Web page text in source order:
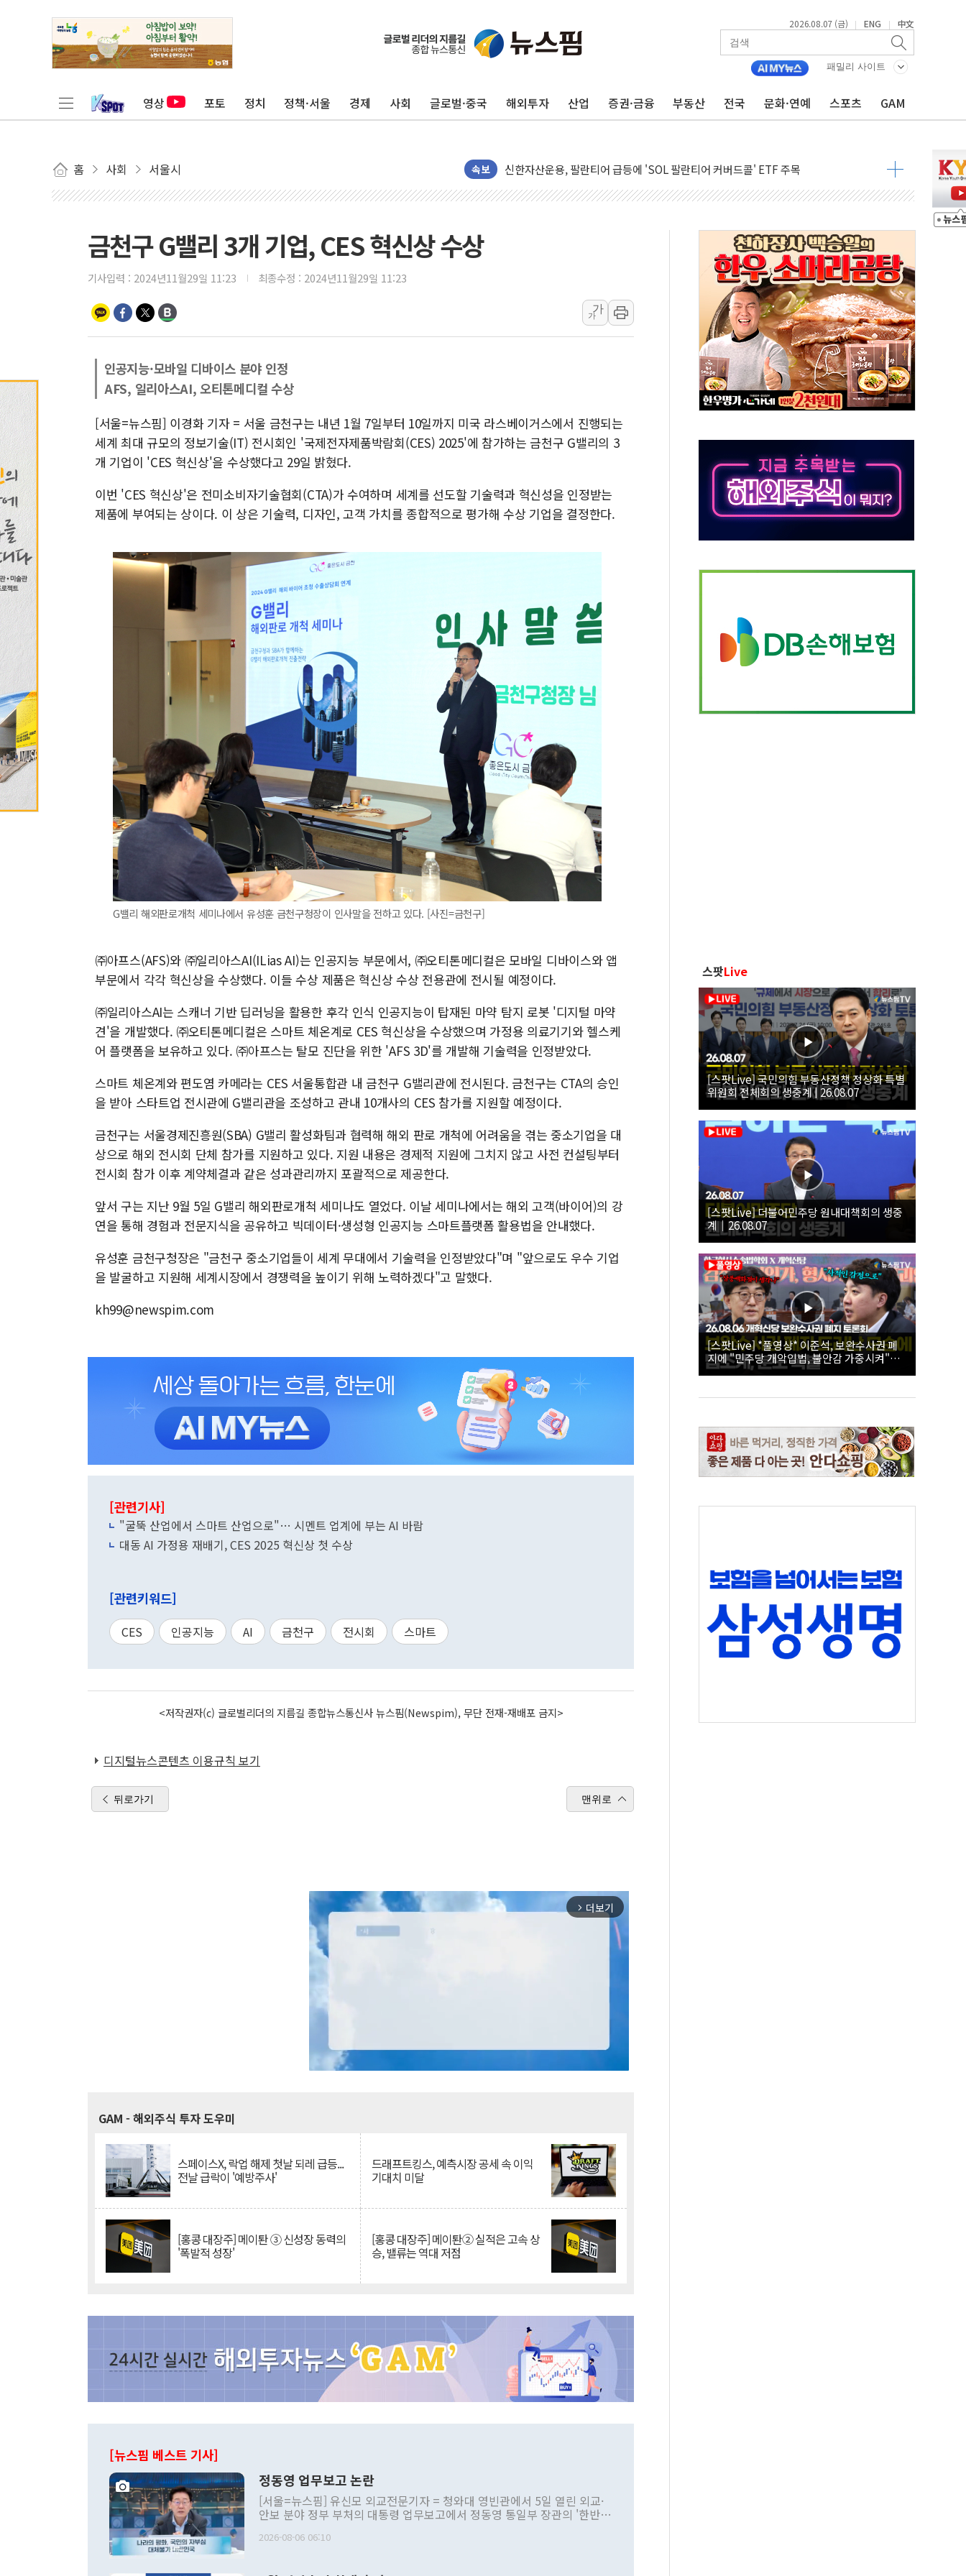
2026.08.07 (금) | ENG | 中文
패밀리 사이트
영상 포토 정치 정책·서울 경제 사회 글로벌·중국 해외투자 산업 증권·금융 부동산 전국 문화·연예 스포츠 GAM
홈 사회 서울시 속보
남성, 'NS AI LINK' 월마트 3600개 매장 판매
예탁결제원, 비상장주식·조각투자 장외거래 청산결제 인프라 구축 착수
올데이올가닉, 정부 '혁신 프리미어 1000' 선정
엑스플러스, '갤럭시 Z 플립8·폴드8' 전용 액세서리 출시
신한자산운용, 팔란티어 급등에 'SOL 팔란티어 커버드콜' ETF 주목
서금원, 상반기 미소금융 1600억원 돌파...취약계층 지원 확대
지방공기업 경영평가, 서울농수산식품공사 등 20곳 '최우수'...인천환경공단 등 '부진'
"35초마다 중국과 통신"...美보안기업, 중국제 공유기서 '백도어' 발견
한병도 "막말 정치를 좌시하지 않겠다"
원내대책회의 참석하는 한병도
AIA그룹, 12년 연속 MDRT 회원 수 세계 1위…국내 회원 34% 증가
[컨콜] 네이버, 멤버십 연계 배송 혜택 강화...새벽 배송 도입 예정
[컨콜] 네이버 AI탭, 올해 안으로 부동산과 건강까지 영역 확장 예정
[특징주] 포스코퓨처엠, LFP 장기공급 합의에 7%대 급등
HDC랩스, 'BUILD CON SUMMIT 2026' 참가
와이즈버즈, 상반기 매출 245억원…순이익 흑자 전환
금천구 G밸리 3개 기업, CES 혁신상 수상
기사입력 : 2024년11월29일 11:23 최종수정 : 2024년11월29일 11:23
가
가
인공지능·모바일 디바이스 분야 인정
AFS, 일리아스AI, 오티톤메디컬 수상
[서울=뉴스핌] 이경화 기자 = 서울 금천구는 내년 1월 7일부터 10일까지 미국 라스베이거스에서 진행되는
세계 최대 규모의 정보기술(IT) 전시회인 '국제전자제품박람회(CES) 2025'에 참가하는 금천구 G밸리의 3
개 기업이 'CES 혁신상'을 수상했다고 29일 밝혔다.
이번 'CES 혁신상'은 전미소비자기술협회(CTA)가 수여하며 세계를 선도할 기술력과 혁신성을 인정받는
제품에 부여되는 상이다. 이 상은 기술력, 디자인, 고객 가치를 종합적으로 평가해 수상 기업을 결정한다.
G밸리 해외판로개척 세미나에서 유성훈 금천구청장이 인사말을 전하고 있다. [사진=금천구]
㈜아프스(AFS)와 ㈜일리아스AI(ILias AI)는 인공지능 부문에서, ㈜오티톤메디컬은 모바일 디바이스와 앱
부문에서 각각 혁신상을 수상했다. 이들 수상 제품은 혁신상 수상 전용관에 전시될 예정이다.
㈜일리아스AI는 스캐너 기반 딥러닝을 활용한 후각 인식 인공지능이 탑재된 마약 탐지 로봇 '디지털 마약
견'을 개발했다. ㈜오티톤메디컬은 스마트 체온계로 CES 혁신상을 수상했으며 가정용 의료기기와 헬스케
어 플랫폼을 보유하고 있다. ㈜아프스는 탈모 진단을 위한 'AFS 3D'를 개발해 기술력을 인정받았다.
스마트 체온계와 편도염 카메라는 CES 서울통합관 내 금천구 G밸리관에 전시된다. 금천구는 CTA의 승인
을 받아 스타트업 전시관에 G밸리관을 조성하고 관내 10개사의 CES 참가를 지원할 예정이다.
금천구는 서울경제진흥원(SBA) G밸리 활성화팀과 협력해 해외 판로 개척에 어려움을 겪는 중소기업을 대
상으로 해외 전시회 단체 참가를 지원하고 있다. 지원 내용은 경제적 지원에 그치지 않고 사전 컨설팅부터
전시회 참가 이후 계약체결과 같은 성과관리까지 포괄적으로 제공한다.
앞서 구는 지난 9월 5일 G밸리 해외판로개척 세미나도 열었다. 이날 세미나에서는 해외 고객(바이어)의 강
연을 통해 경험과 전문지식을 공유하고 빅데이터·생성형 인공지능 스마트플랫폼 활용법을 안내했다.
유성훈 금천구청장은 "금천구 중소기업들이 세계 무대에서 기술력을 인정받았다"며 "앞으로도 우수 기업
을 발굴하고 지원해 세계시장에서 경쟁력을 높이기 위해 노력하겠다"고 말했다.
kh99@newspim.com
[관련기사]
"굴뚝 산업에서 스마트 산업으로"… 시멘트 업계에 부는 AI 바람
대동 AI 가정용 재배기, CES 2025 혁신상 첫 수상
[관련키워드]
CES 인공지능 AI 금천구 전시회 스마트
<저작권자(c) 글로벌리더의 지름길 종합뉴스통신사 뉴스핌(Newspim), 무단 전재-재배포 금지>
디지털뉴스콘텐츠 이용규칙 보기
뒤로가기 맨위로
arrow_forward_ios 더보기
GAM - 해외주식 투자 도우미
스페이스X, 락업 해제 첫날 되레 급등...
전날 급락이 '예방주사'
드래프트킹스, 예측시장 공세 속 이익
기대치 미달
[홍콩 대장주] 메이퇀 ③ 신성장 동력의
'폭발적 성장'
[홍콩 대장주] 메이퇀② 실적은 고속 상
승, 밸류는 역대 저점
[뉴스핌 베스트 기사]
정동영 업무보고 논란
[서울=뉴스핌] 유신모 외교전문기자 = 청와대 영빈관에서 5일 열린 외교·
안보 분야 정부 부처의 대통령 업무보고에서 정동영 통일부 장관의 '한반도
발언 중에는 정부 내 조율을 거치지 않은 사안을 정책으로 추진하겠다고 공
2026-08-06 06:10
스팟Live
[스팟Live] 국민의힘 부동산정책 정상화 특별
위원회 전체회의 생중계 | 26.08.07
[스팟Live] 더불어민주당 원내대책회의 생중
계｜26.08.07
[스팟Live] *풀영상* 이준석, 보완수사권 폐
지에 "민주당 개악입법, 불안감 가중시켜"｜
26.08.06 개혁신당 보완수사권 폐지 토론회